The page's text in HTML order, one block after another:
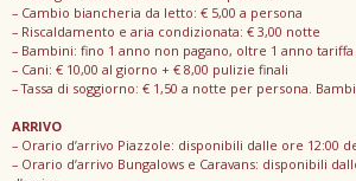
– Cambio biancheria da letto: € 5,00 a persona
– Riscaldamento e aria condizionata: € 3,00 notte
– Bambini: fino 1 anno non pagano, oltre 1 anno
– Cani: € 10,00 al giorno + € 8,00 pulizie finali
– Tassa di soggiorno: € 1,50 a notte per persona.
ARRIVO
– Orario d’arrivo Piazzole: disponibili dalle ore 12:00
– Orario d’arrivo Bungalows e Caravans: disponibili